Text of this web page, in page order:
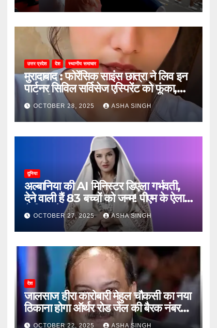
उत्तर प्रदेश देश स्थानीय समाचार
मुरादाबाद : फोरेंसिक साइंस छात्रा ने लिव इन
पार्टनर सिविल सर्विसेज एस्पिरेंट को फूंका,
जानें, फिर क्या हुआ…
OCTOBER 28, 2025 ASHA SINGH
दुनिया
अल्बानिया की AI मिनिस्‍टर डिएला गर्भवती,
देने वाली हैं 83 बच्चों को जन्‍म! पीएम के ऐलान
ने किया हैरान
OCTOBER 27, 2025 ASHA SINGH
देश
जालसाज हीरा कारोबारी मेहुल चौकसी का नया
ठिकाना होगा ऑर्थर रोड जेल की बैरक नंबर
12OCTOBER 22, 2025 ASHA SINGH